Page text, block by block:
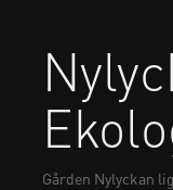
Gården Nylyckan